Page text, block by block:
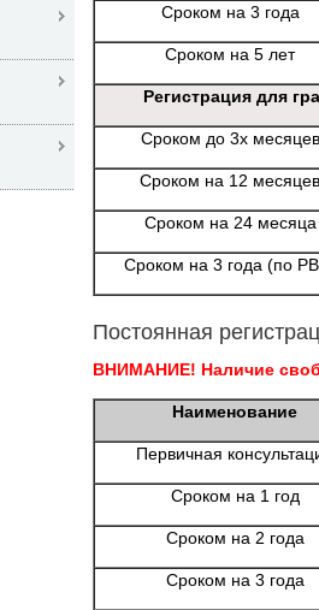
Сроком на 3 года
Сроком на 5 лет
Регистрация для
Сроком до 3х месяцев
Сроком на 12 месяцев
Сроком на 24 месяца
Сроком на 3 года (по
Постоянная
ВНИМАНИЕ! Наличие
Наименование
Первичная
Сроком на 1 год
Сроком на 2 года
Сроком на 3 года